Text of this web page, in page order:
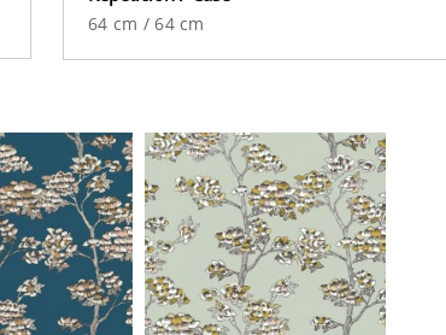
64 cm /64 cm